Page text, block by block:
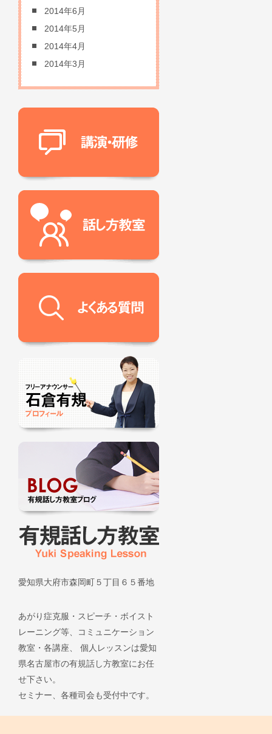
2014年6月
2014年5月
2014年4月
2014年3月
愛知県大府市森岡町５丁目６５番地
あがり症克服・スピーチ・ボイスト
レーニング等、コミュニケーション
教室・各講座、 個人レッスンは愛知
県名古屋市の有規話し方教室にお任
せ下さい。
セミナー、各種司会も受付中です。